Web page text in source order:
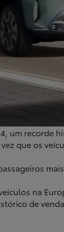
um recorde
que os
na
de